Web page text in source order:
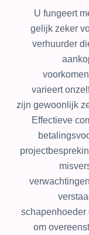
U fungeert
gelijk zeker
verhuurder
varieert
zijn gewoonlijk
Effectieve
schapenhoeder
om